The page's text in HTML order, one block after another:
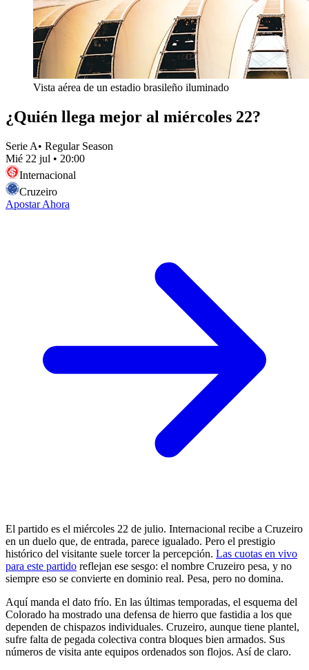
Vista aérea de un estadio brasileño iluminado
¿Quién llega mejor al miércoles 22?
Serie A• Regular Season
Mié 22 jul • 20:00
Internacional
Cruzeiro
Apostar Ahora
El partido es el miércoles 22 de julio. Internacional recibe a Cruzeiro
en un duelo que, de entrada, parece igualado. Pero el prestigio
histórico del visitante suele torcer la percepción. Las cuotas en vivo
para este partido reflejan ese sesgo: el nombre Cruzeiro pesa, y no
siempre eso se convierte en dominio real. Pesa, pero no domina.
Aquí manda el dato frío. En las últimas temporadas, el esquema del
Colorado ha mostrado una defensa de hierro que fastidia a los que
dependen de chispazos individuales. Cruzeiro, aunque tiene plantel,
sufre falta de pegada colectiva contra bloques bien armados. Sus
números de visita ante equipos ordenados son flojos. Así de claro.